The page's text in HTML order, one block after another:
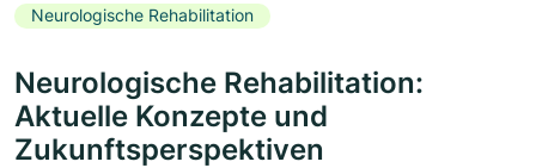
Neurologische Rehabilitation
Neurologische Rehabilitation:
Aktuelle Konzepte und
Zukunftsperspektiven